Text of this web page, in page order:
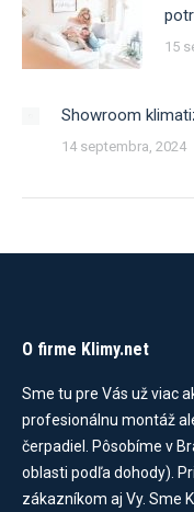
15
Showroom
14 septembra, 2024
O firme Klimy.net
Sme tu pre Vás už viac
profesionálnu montáž
čerpadiel. Pôsobíme v
oblasti podľa dohody).
zákazníkom aj Vy. Sme